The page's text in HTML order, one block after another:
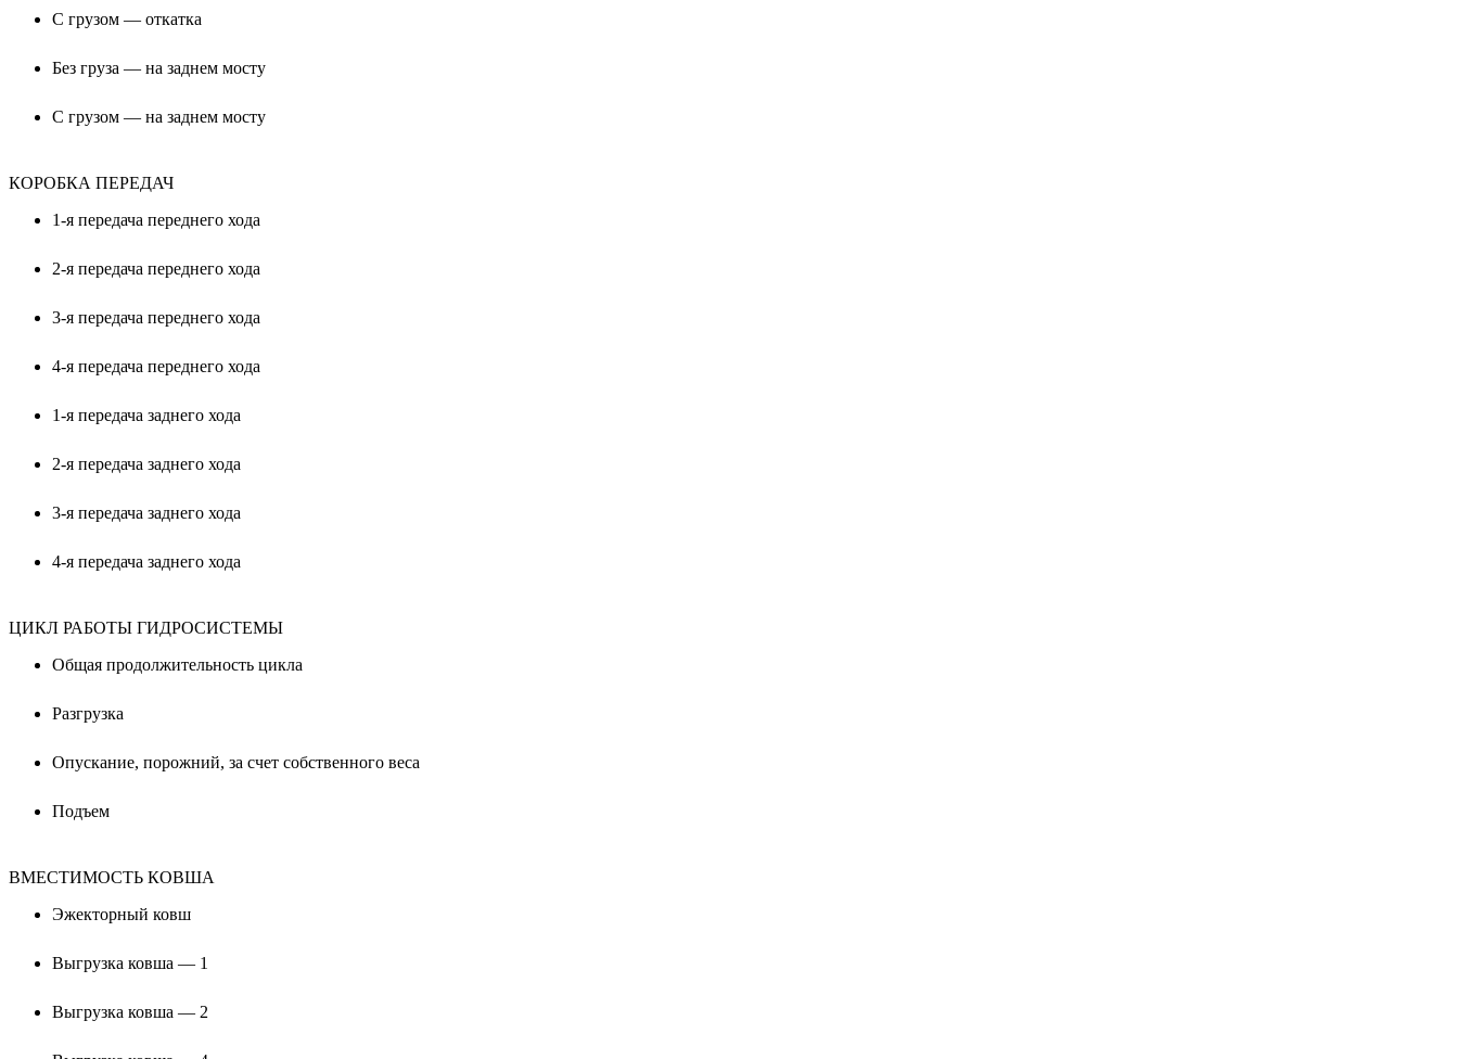
С грузом — откатка
Без груза — на заднем мосту
С грузом — на заднем мосту
КОРОБКА ПЕРЕДАЧ
1-я передача переднего хода
2-я передача переднего хода
3-я передача переднего хода
4-я передача переднего хода
1-я передача заднего хода
2-я передача заднего хода
3-я передача заднего хода
4-я передача заднего хода
ЦИКЛ РАБОТЫ ГИДРОСИСТЕМЫ
Общая продолжительность цикла
Разгрузка
Опускание, порожний, за счет собственного веса
Подъем
ВМЕСТИМОСТЬ КОВША
Эжекторный ковш
Выгрузка ковша — 1
Выгрузка ковша — 2